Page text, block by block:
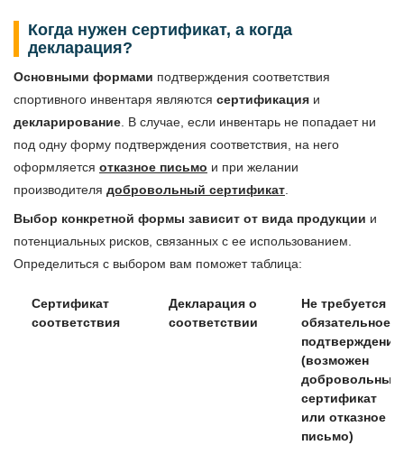
Когда нужен сертификат, а когда
декларация?
Основными формами подтверждения соответствия
спортивного инвентаря являются сертификация и
декларирование . В случае, если инвентарь не попадает ни
под одну форму подтверждения соответствия, на него
оформляется отказное письмо и при желании
производителя добровольный сертификат
Выбор конкретной формы зависит от вида продукции и
потенциальных рисков, связанных с ее использованием.
Определиться с выбором вам поможет таблица:
Сертификат
соответствия
Декларация о
соответствии
Не требуется
обязательное
подтверждение
(возможен
добровольный
сертификат
или отказное
письмо)